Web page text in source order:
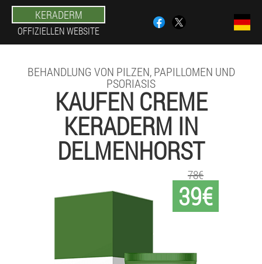
KERADERM
OFFIZIELLEN WEBSITE
BEHANDLUNG VON PILZEN, PAPILLOMEN UND
PSORIASIS
KAUFEN CREME
KERADERM IN
DELMENHORST
39€
78€